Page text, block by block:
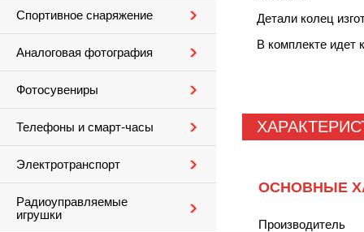
Спортивное снаряжение
Аналоговая фотография
Фотосувениры
Телефоны и смарт-часы
Электротранспорт
Радиоуправляемые
игрушки
Детали колец
В комплекте идет
ОСНОВНЫЕ
Производитель